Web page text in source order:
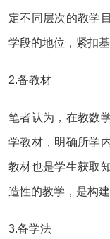
定不同层次的教学
学段的地位，紧扣
2.备教材
笔者认为，在教数
学教材，明确所学
教材也是学生获取
造性的教学，是构
3.备学法